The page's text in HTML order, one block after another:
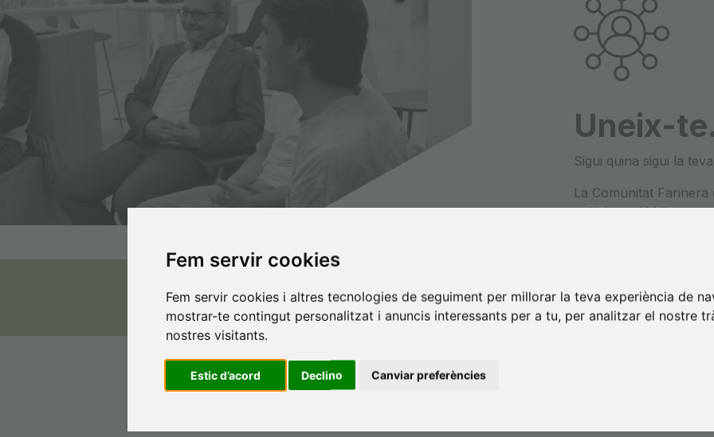
Fem servir cookies
Fem servir cookies i altres tecnologies de seguiment per millorar la teva experiència de
mostrar-te contingut personalitzat i anuncis interessants per a tu, per analitzar el nostre
nostres visitants.
Estic d’acord Declino Canviar preferències
Uneix-
Sigui quina sigui la
La Comunitat
col·laboració i
Forma part de la Comunitat